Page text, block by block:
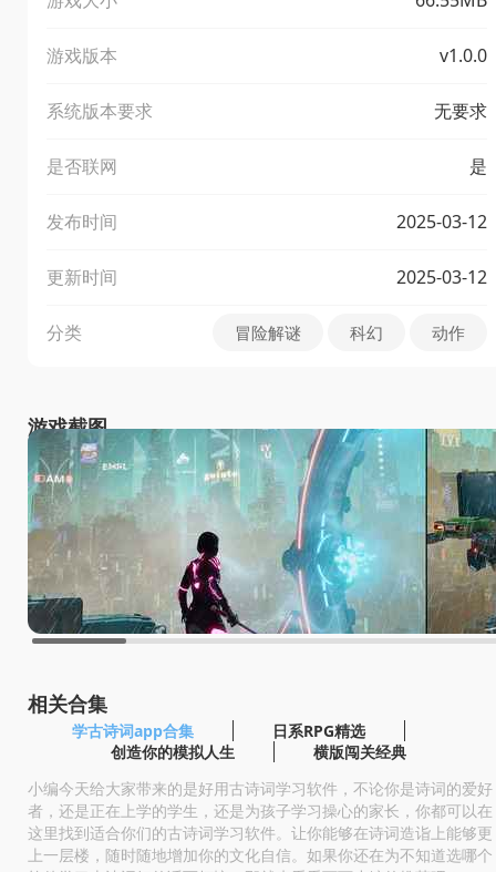
游戏版本 v1.0.0
系统版本要求 无要求
是否联网 是
发布时间 2025-03-12
更新时间 2025-03-12
分类 冒险解谜 科幻 动作
游戏截图
相关合集
学古诗词app合集
日系RPG精选
创造你的模拟人生
横版闯关经典
小编今天给大家带来的是好用古诗词学习软件，不论你是诗词的爱好
者，还是正在上学的学生，还是为孩子学习操心的家长，你都可以在
这里找到适合你们的古诗词学习软件。让你能够在诗词造诣上能够更
上一层楼，随时随地增加你的文化自信。如果你还在为不知道选哪个